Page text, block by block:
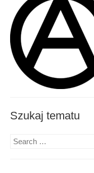
Szukaj tematu
Search